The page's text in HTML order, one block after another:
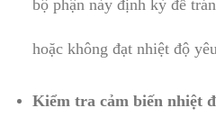
bộ phận này định kỳ để
hoặc không đạt nhiệt độ
Kiểm tra cảm biến nhiệt